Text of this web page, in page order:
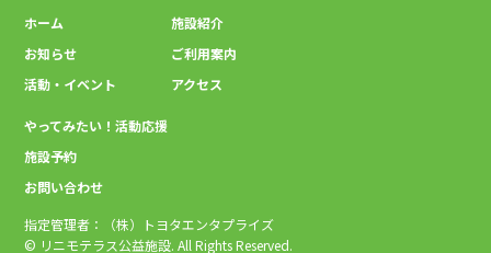
ホーム
お知らせ
活動・イベント
施設紹介
ご利用案内
アクセス
やってみたい！活動応援
施設予約
お問い合わせ
指定管理者：（株）トヨタエンタプライズ
© リニモテラス公益施設. All Rights Reserved.